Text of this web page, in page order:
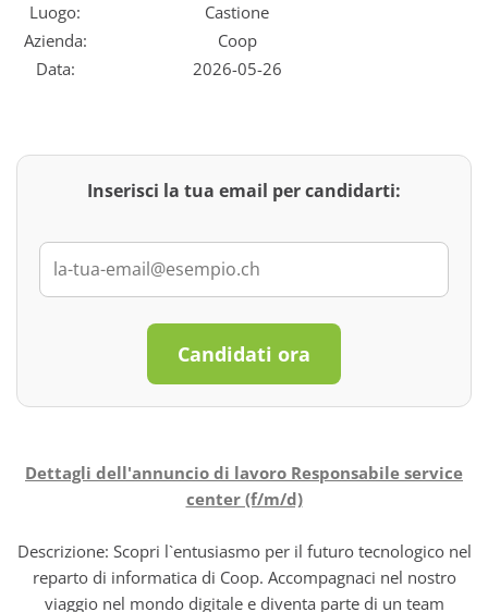
Luogo:
Castione
Azienda:
Coop
Data:
2026-05-26
Inserisci la tua email per candidarti:
Candidati ora
Dettagli dell'annuncio di lavoro Responsabile service
center (f/m/d)
Descrizione: Scopri l`entusiasmo per il futuro tecnologico nel
reparto di informatica di Coop. Accompagnaci nel nostro
viaggio nel mondo digitale e diventa parte di un team